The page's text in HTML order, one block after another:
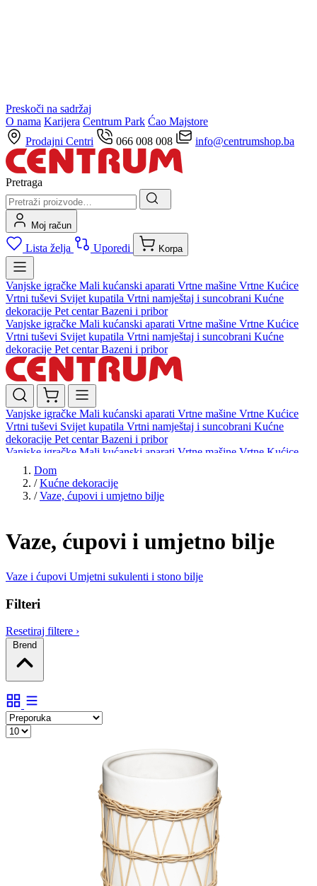
Preskoči na sadržaj
O nama Karijera Centrum Park Ćao Majstore
Prodajni Centri
066 008 008 info@centrumshop.ba
Pretraga
Moj račun
Lista želja Uporedi Korpa
Vanjske igračke Mali kućanski aparati Vrtne mašine Vrtne Kućice
Vrtni tuševi Svijet kupatila Vrtni namještaj i suncobrani Kućne
dekoracije Pet centarBazeni i pribor
Vanjske igračke Mali kućanski aparati Vrtne mašine Vrtne Kućice
Vrtni tuševi Svijet kupatila Vrtni namještaj i suncobrani Kućne
dekoracije Pet centarBazeni i pribor
Vanjske igračke Mali kućanski aparati Vrtne mašine Vrtne Kućice
Vrtni tuševi Svijet kupatila Vrtni namještaj i suncobrani Kućne
dekoracije Pet centarBazeni i pribor
Vanjske igračke Mali kućanski aparati Vrtne mašine Vrtne Kućice
Vrtni tuševi
dekoracijePet centar Bazeni i pribor
Dom
/ Kućne dekoracije
/ Vaze, ćupovi i umjetno bilje
Vaze, ćupovi i umjetno bilje
Vaze i ćupovi Umjetni sukulenti i stono bilje
Filteri
Resetiraj filtere ›
Brend